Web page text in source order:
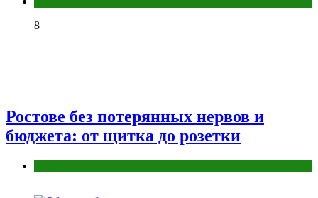
8
Ростове без потерянных нервов и
бюджета: от щитка до розетки